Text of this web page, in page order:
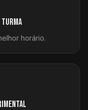
turma
horário.